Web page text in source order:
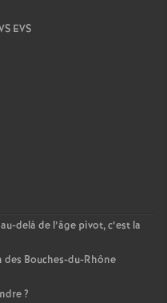
EVS
delà de l’âge pivot, c’est la
Bouches-du-Rhône
?